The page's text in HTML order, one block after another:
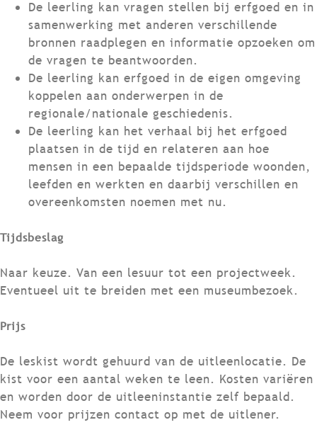
De leerling kan vragen stellen bij erfgoed en in
samenwerking met anderen verschillende
bronnen raadplegen en informatie opzoeken om
de vragen te beantwoorden.
De leerling kan erfgoed in de eigen omgeving
koppelen aan onderwerpen in de
regionale/nationale geschiedenis.
De leerling kan het verhaal bij het erfgoed
plaatsen in de tijd en relateren aan hoe
mensen in een bepaalde tijdsperiode woonden,
leefden en werkten en daarbij verschillen en
overeenkomsten noemen met nu.
Tijdsbeslag
Naar keuze. Van een lesuur tot een projectweek.
Eventueel uit te breiden met een museumbezoek.
Prijs
De leskist wordt gehuurd van de uitleenlocatie. De
kist voor een aantal weken te leen. Kosten variëren
en worden door de uitleeninstantie zelf bepaald.
Neem voor prijzen contact op met de uitlener.